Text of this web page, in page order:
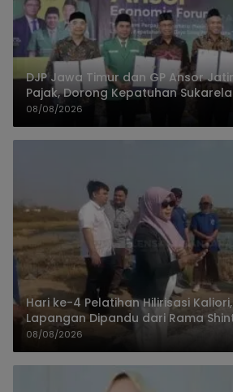
DJP Jawa Timur dan GP Ansor
Pajak, Dorong Kepatuhan
UMKM
08/08/2026
Hari ke-4 Pelatihan Hilirisasi
Lapangan Dipandu dari Rama
08/08/2026